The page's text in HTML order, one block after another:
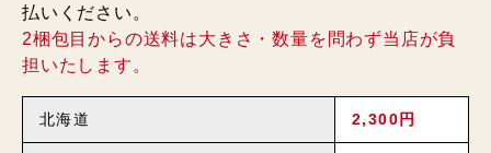
払いください。
2梱包目からの送料は大きさ・数量を問わず当店が負
担いたします。
北海道 2,300円